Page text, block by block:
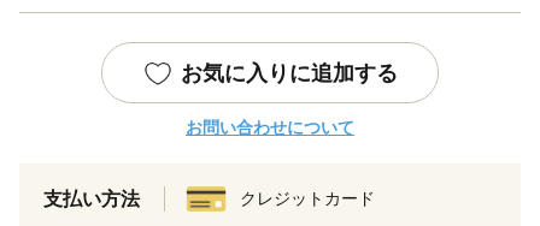
お気に入りに追加する
お問い合わせについて
支払い方法 クレジットカード